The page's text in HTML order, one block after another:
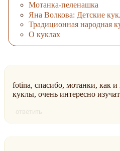
Мотанка-пеленашка
Яна Волкова: Детские
Традиционная народная
О куклах
fotina, спасибо, мотанки, как
куклы, очень интересно
ответить